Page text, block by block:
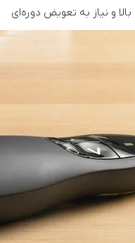
و نیاز به تعویض دوره‌ای